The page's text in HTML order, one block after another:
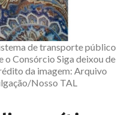
de transporte público
o Consórcio Siga deixou de
da imagem: Arquivo
Nosso TAL